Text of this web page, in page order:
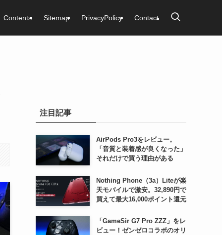
Contents Sitemap PrivacyPolicy Contact
注目記事
AirPods Pro3をレビュー。
「音質と装着感が良くなった」
それだけで買う理由がある
Nothing Phone（3a）Liteが楽
天モバイルで激安。32,890円で
買えて最大16,000ポイント還元
「GameSir G7 Pro ZZZ」をレ
ビュー！ゼンゼロコラボのオリ